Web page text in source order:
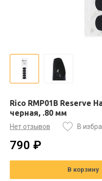
Rico RMP01B Reserve
черная, .80 мм
Нет отзывов В
790 ₽
В корзину